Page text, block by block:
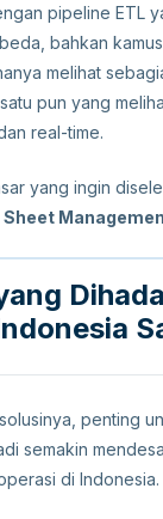
pipeline ETL
bahkan
melihat
pun yang
real-time.
yang ingin
penting
semakin
di Indonesia.